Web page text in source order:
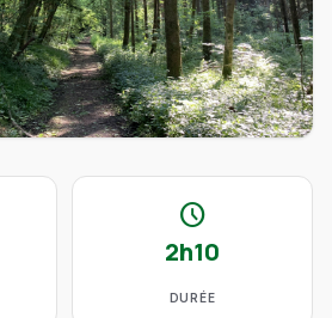
schedule
2h10
DURÉE